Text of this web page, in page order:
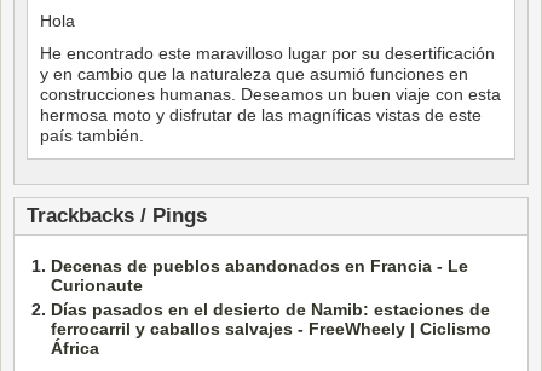
Hola
He encontrado este maravilloso lugar por su desertificación
y en cambio que la naturaleza que asumió funciones en
construcciones humanas. Deseamos un buen viaje con esta
hermosa moto y disfrutar de las magníficas vistas de este
país también.
Trackbacks / Pings
Decenas de pueblos abandonados en Francia - Le
Curionaute
Días pasados en el desierto de Namib: estaciones de
ferrocarril y caballos salvajes - FreeWheely | Ciclismo
África